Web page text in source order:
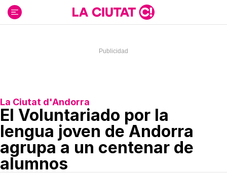
contenido
La Ciutat d'Andorra
El Voluntariado por la
lengua joven de Andorra
agrupa a un centenar de
alumnos